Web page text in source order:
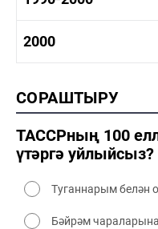
2000
2000 сәнәгать
2000 мәдәният
СОРАШТЫРУ
ТАССРның 100
үтәргә уйлыйсыз?
Туганнарым белән
Бәйрәм